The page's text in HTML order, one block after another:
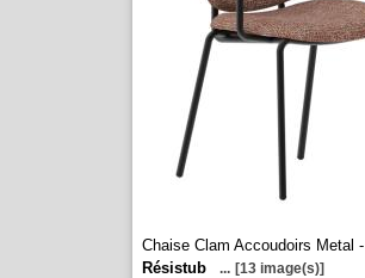
Chaise Clam Accoudoirs Metal -
Résistub
... [13 image(s)]